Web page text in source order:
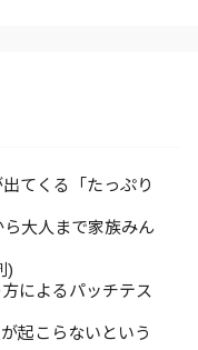
てくる「たっぷり
大人まで家族みん
)
によるパッチテス
起こらないという